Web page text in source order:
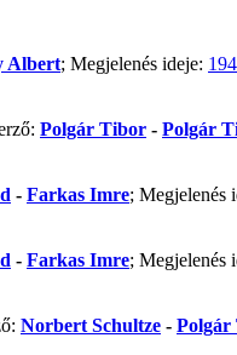
Albert; Megjelenés ideje:
Polgár Tibor - Polgár
- Farkas Imre; Megjelenés
- Farkas Imre; Megjelenés
Norbert Schultze -